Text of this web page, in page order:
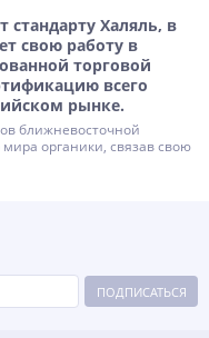
стандарту Халяль, в
свою работу в
торговой
всего
рынке.
ближневосточной
органики, связав свою
ПОДПИСАТЬСЯ